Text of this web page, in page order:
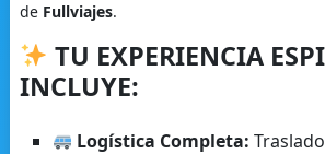
de Fullviajes.
TU EXPERIENCIA
INCLUYE:
Logística Completa: